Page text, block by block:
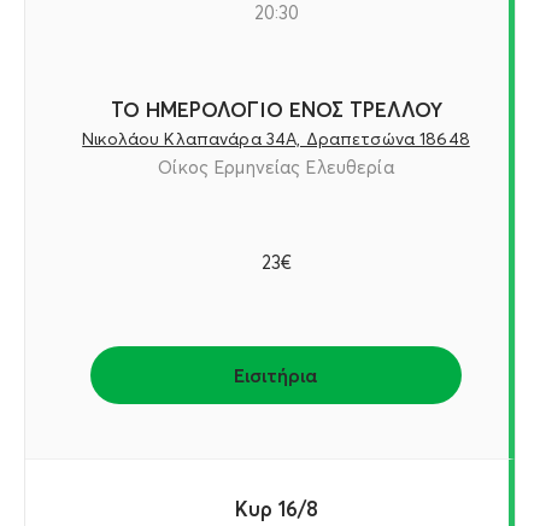
20:30
ΤΟ ΗΜΕΡΟΛΟΓΙΟ ΕΝΟΣ ΤΡΕΛΛΟΥ
Νικολάου Κλαπανάρα 34Α, Δραπετσώνα 18648
Οίκος Ερμηνείας Ελευθερία
23€
Εισιτήρια
Κυρ 16/8